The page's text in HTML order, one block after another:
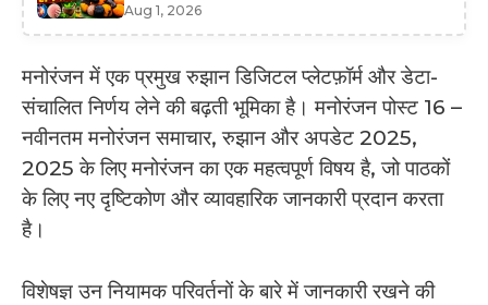
Aug 1, 2026
मनोरंजन में एक प्रमुख रुझान डिजिटल प्लेटफ़ॉर्म और डेटा-
संचालित निर्णय लेने की बढ़ती भूमिका है। मनोरंजन पोस्ट 16 –
नवीनतम मनोरंजन समाचार, रुझान और अपडेट 2025,
2025 के लिए मनोरंजन का एक महत्वपूर्ण विषय है, जो पाठकों
के लिए नए दृष्टिकोण और व्यावहारिक जानकारी प्रदान करता
है।
विशेषज्ञ उन नियामक परिवर्तनों के बारे में जानकारी रखने की